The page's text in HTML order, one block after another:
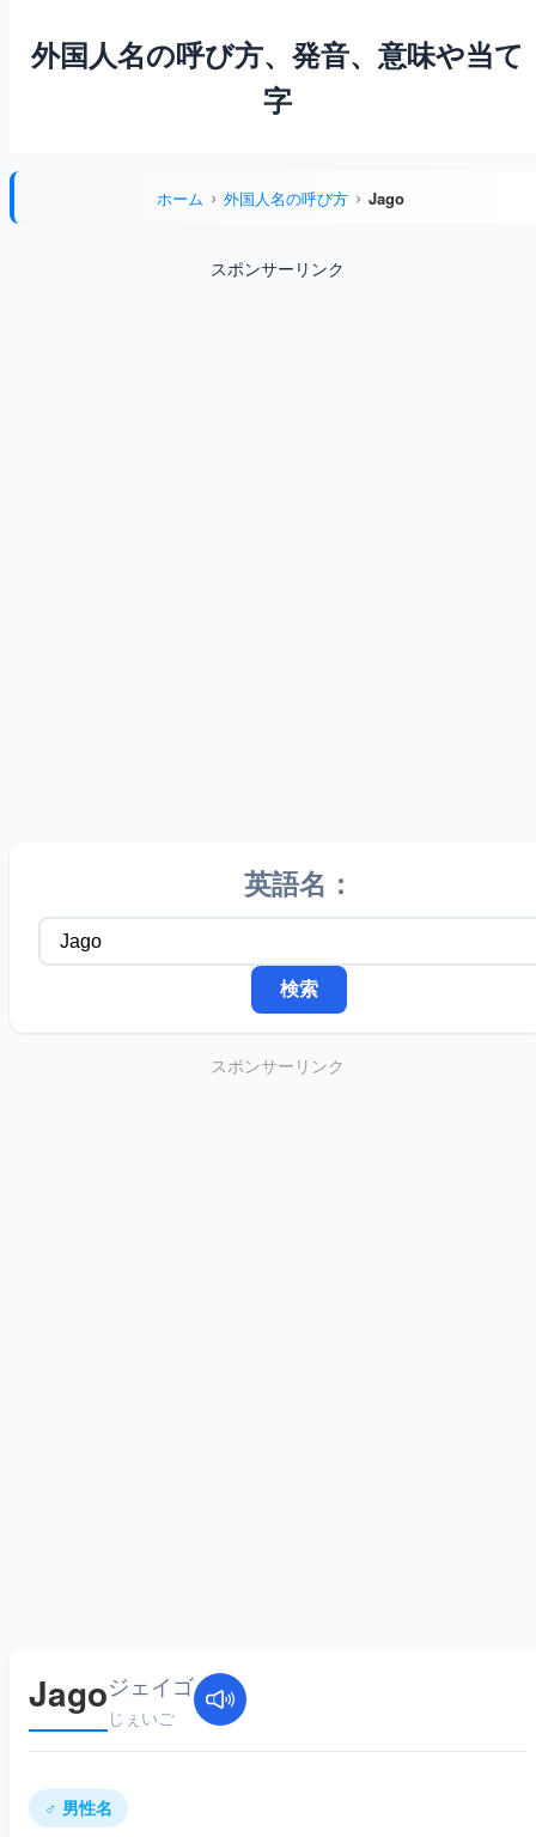
外国人名の呼び方、発音、意味や当て
字
ホーム 外国人名の呼び方 Jago
スポンサーリンク
英語名：
スポンサーリンク
Jagoジェイゴ
じぇいご
♂ 男性名